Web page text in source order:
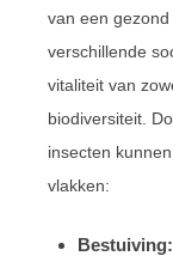
van een
verschillende
vitaliteit van
biodiversiteit.
insecten
vlakken:
Bestuiving: